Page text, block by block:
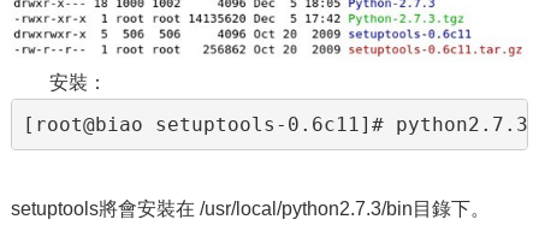
安裝：
[root@biao setuptools-0.6c11]#
setuptools將會安裝在 /usr/local/python2.7.3/bin目錄下。